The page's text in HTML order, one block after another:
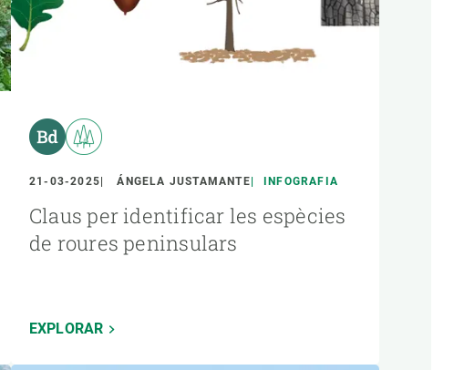
21-03-2025 ÁNGELA JUSTAMANTE INFOGRAFIA
Claus per identificar les espècies
de roures peninsulars
EXPLORAR